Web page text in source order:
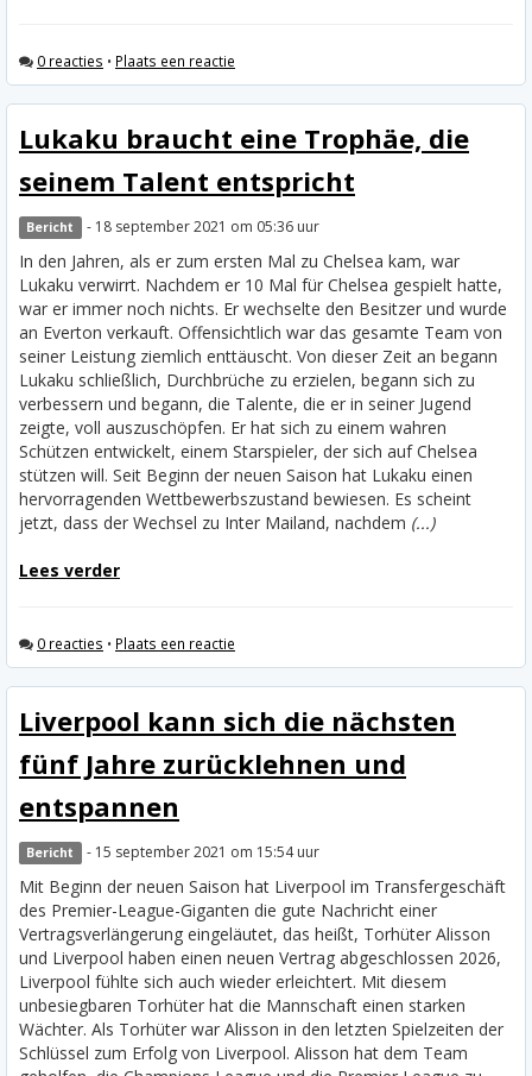
0 reacties • Plaats een reactie
Lukaku braucht eine Trophäe, die
seinem Talent entspricht
Bericht - 18 september 2021 om 05:36 uur
In den Jahren, als er zum ersten Mal zu Chelsea kam, war
Lukaku verwirrt. Nachdem er 10 Mal für Chelsea gespielt hatte,
war er immer noch nichts. Er wechselte den Besitzer und wurde
an Everton verkauft. Offensichtlich war das gesamte Team von
seiner Leistung ziemlich enttäuscht. Von dieser Zeit an begann
Lukaku schließlich, Durchbrüche zu erzielen, begann sich zu
verbessern und begann, die Talente, die er in seiner Jugend
zeigte, voll auszuschöpfen. Er hat sich zu einem wahren
Schützen entwickelt, einem Starspieler, der sich auf Chelsea
stützen will. Seit Beginn der neuen Saison hat Lukaku einen
hervorragenden Wettbewerbszustand bewiesen. Es scheint
jetzt, dass der Wechsel zu Inter Mailand, nachdem (...)
Lees verder
0 reacties • Plaats een reactie
Liverpool kann sich die nächsten
fünf Jahre zurücklehnen und
entspannen
Bericht - 15 september 2021 om 15:54 uur
Mit Beginn der neuen Saison hat Liverpool im Transfergeschäft
des Premier-League-Giganten die gute Nachricht einer
Vertragsverlängerung eingeläutet, das heißt, Torhüter Alisson
und Liverpool haben einen neuen Vertrag abgeschlossen 2026,
Liverpool fühlte sich auch wieder erleichtert. Mit diesem
unbesiegbaren Torhüter hat die Mannschaft einen starken
Wächter. Als Torhüter war Alisson in den letzten Spielzeiten der
Schlüssel zum Erfolg von Liverpool. Alisson hat dem Team